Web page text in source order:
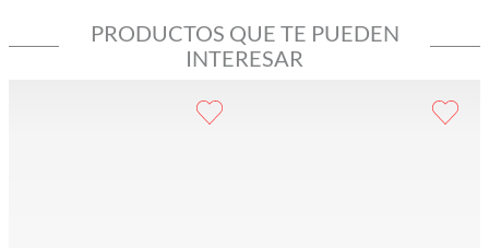
PRODUCTOS QUE TE PUEDEN
INTERESAR